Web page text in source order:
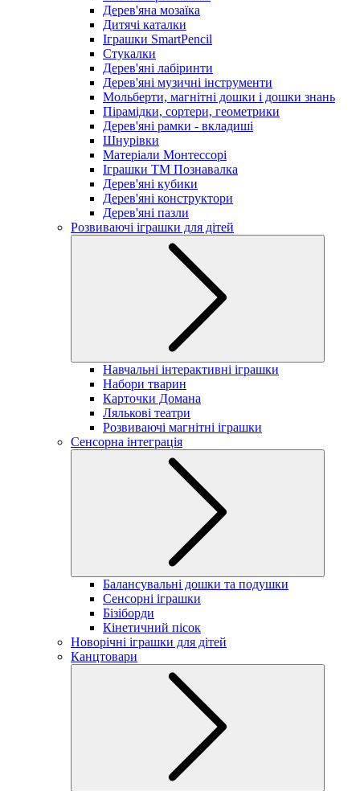
Дерев'яна мозаїка
Дитячі каталки
Іграшки SmartPencil
Стукалки
Дерев'яні лабіринти
Дерев'яні музичні інструменти
Мольберти, магнітні дошки і дошки знань
Пірамідки, сортери, геометрики
Дерев'яні рамки - вкладиші
Шнурівки
Матеріали Монтессорі
Іграшки ТМ Познавалка
Дерев'яні кубики
Дерев'яні конструктори
Дерев'яні пазли
Розвиваючі іграшки для дітей
Навчальні інтерактивні іграшки
Набори тварин
Карточки Домана
Лялькові театри
Розвиваючі магнітні іграшки
Сенсорна інтеграція
Балансувальні дошки та подушки
Сенсорні іграшки
Бізіборди
Кінетичний пісок
Новорічні іграшки для дітей
Канцтовари